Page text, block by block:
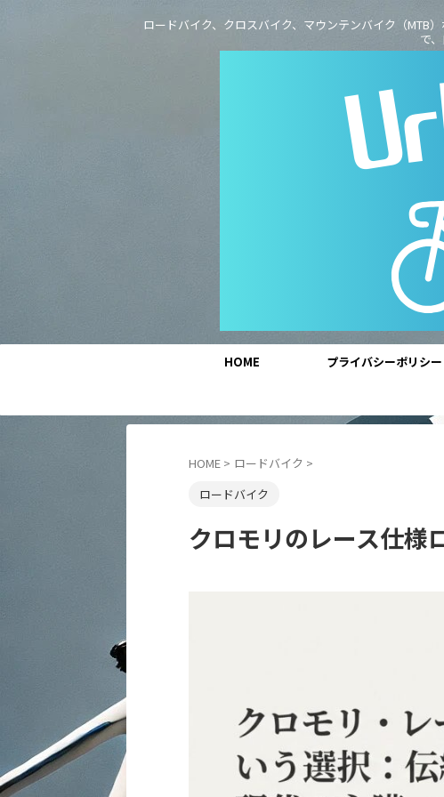
ロードバイク、クロスバイク、マウンテンバイク（MTB
で
HOME プライバシーポリシー
HOME > ロードバイク >
ロードバイク
クロモリのレース仕様